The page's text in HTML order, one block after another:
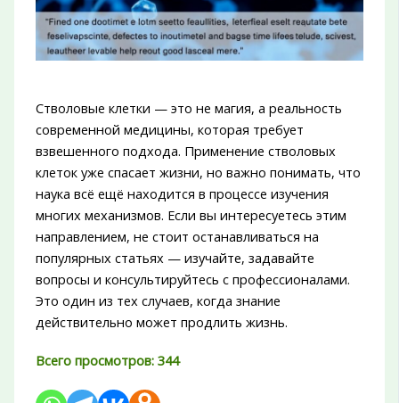
Стволовые клетки — это не магия, а реальность
современной медицины, которая требует
взвешенного подхода. Применение стволовых
клеток уже спасает жизни, но важно понимать, что
наука всё ещё находится в процессе изучения
многих механизмов. Если вы интересуетесь этим
направлением, не стоит останавливаться на
популярных статьях — изучайте, задавайте
вопросы и консультируйтесь с профессионалами.
Это один из тех случаев, когда знание
действительно может продлить жизнь.
Всего просмотров: 344